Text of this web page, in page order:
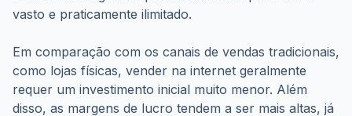
Em comparação com os canais de vendas tradicionais,
requer um investimento inicial muito menor. Além
disso, as margens de lucro tendem a ser mais altas, já
que os custos operacionais são reduzidos.